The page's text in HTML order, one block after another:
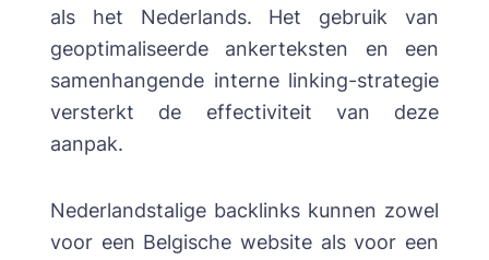
als het Nederlands. Het gebruik van
geoptimaliseerde ankerteksten en een
samenhangende interne linking-strategie
versterkt de effectiviteit van deze
aanpak.
Nederlandstalige backlinks kunnen zowel
voor een Belgische website als voor een